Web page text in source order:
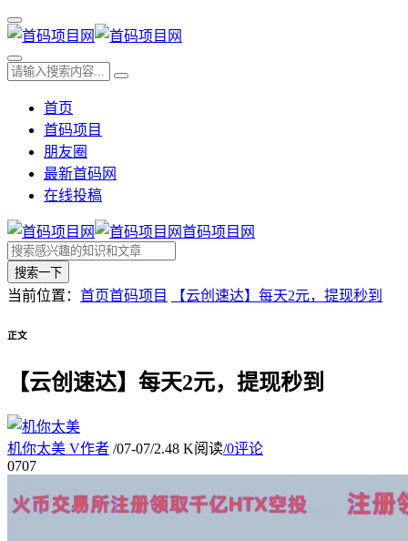
首页
首码项目
朋友圈
最新首码网
在线投稿
首码项目网
搜索一下
当前位置： 首页首码项目 【云创速达】每天2元，提现秒到
正文
【云创速达】每天2元，提现秒到
机你太美 V作者 /07-07/2.48 K阅读/0评论
0707